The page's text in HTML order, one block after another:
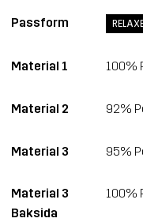
Passform
Material 1 100%
Material 2 92%
Material 3 95%
Material 3
Baksida
100%